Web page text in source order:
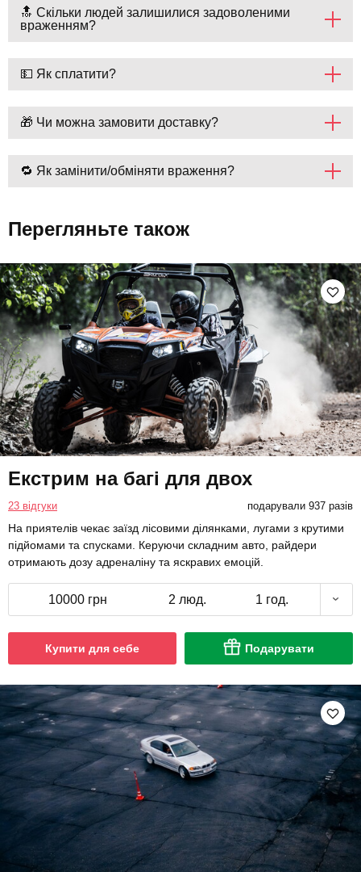
🔝 Скільки людей залишилися задоволеними
враженням?
💵 Як сплатити?
🎁 Чи можна замовити доставку?
🔁 Як замінити/обміняти враження?
Перегляньте також
Екстрим на багі для двох
23 відгуки подарували 937 разів
На приятелів чекає заїзд лісовими ділянками, лугами з крутими
підйомами та спусками. Керуючи складним авто, райдери
отримають дозу адреналіну та яскравих емоцій.
10000 грн 2 люд. 1 год.
Купити для себе Подарувати